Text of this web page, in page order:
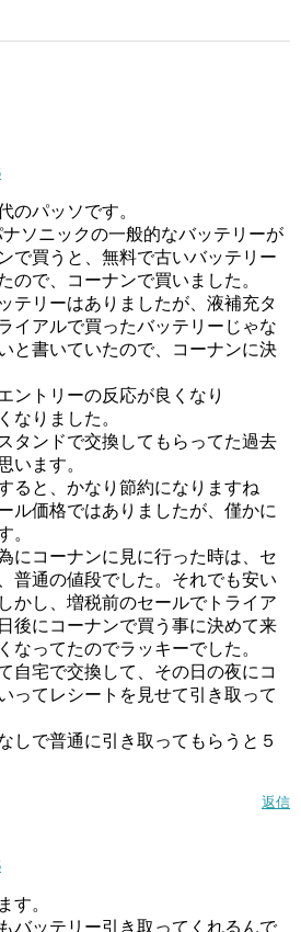
のパッソです。
ソニックの一般的なバッテリーが
で買うと、無料で古いバッテリー
ので、コーナンで買いました。
テリーはありましたが、液補充タ
イアルで買ったバッテリーじゃな
と書いていたので、コーナンに決
ントリーの反応が良くなり
なりました。
タンドで交換してもらってた過去
います。
ると、かなり節約になりますね
ル価格ではありましたが、僅かに
。
にコーナンに見に行った時は、セ
普通の値段でした。それでも安い
かし、増税前のセールでトライア
後にコーナンで買う事に決めて来
なってたのでラッキーでした。
自宅で交換して、その日の夜にコ
ってレシートを見せて引き取って
しで普通に引き取ってもらうと５
返信
す。
バッテリー引き取ってくれるんで